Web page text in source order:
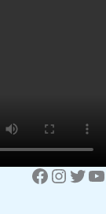
Facebook Instagram Twitter YouTube